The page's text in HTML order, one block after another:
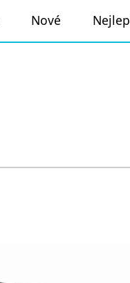
Nové